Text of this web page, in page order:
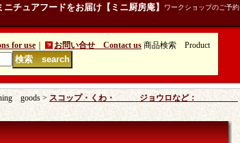
チュアフードをお届け【ミニ厨房庵】
ワークショップのご予約
for use お問い合せ Contact us 商品検索 Product
goods > スコップ・くわ・ ジョウロなど：